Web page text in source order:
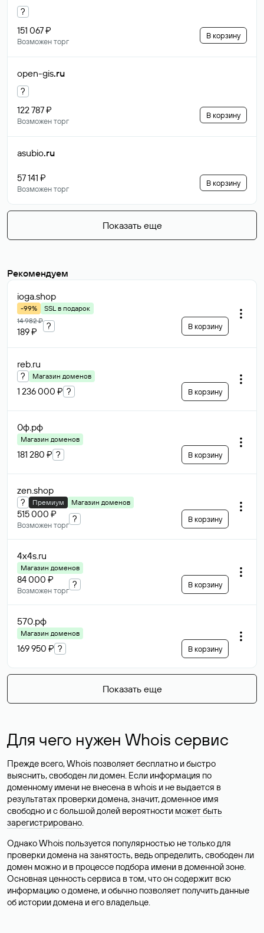
?
151 067 ₽
Возможен торг
В корзину
open-gis.ru
?
122 787 ₽
Возможен торг
В корзину
asubio.ru
57 141 ₽
Возможен торг
В корзину
Показать еще
Рекомендуем
ioga.shop
-99%
SSL в подарок
14 982 ₽
189 ₽
? В корзину
reb.ru
? Магазин доменов
1 236 000 ₽ ? В корзину
0ф.рф
Магазин доменов
181 280 ₽ ? В корзину
zen.shop
? Премиум Магазин доменов
515 000 ₽
Возможен торг
? В корзину
4x4s.ru
Магазин доменов
84 000 ₽
Возможен торг
? В корзину
570.рф
Магазин доменов
169 950 ₽ ? В корзину
Показать еще
Для чего нужен Whois сервис
Прежде всего, Whois позволяет бесплатно и быстро
выяснить, свободен ли домен. Если информация по
доменному имени не внесена в whois и не выдается в
результатах проверки домена, значит, доменное имя
свободно и с большой долей вероятности может быть
зарегистрировано.
Однако Whois пользуется популярностью не только для
проверки домена на занятость, ведь определить, свободен ли
домен можно и в процессе подбора имени в доменной зоне.
Основная ценность сервиса в том, что он содержит всю
информацию о домене, и обычно позволяет получить данные
об истории домена и его владельце.